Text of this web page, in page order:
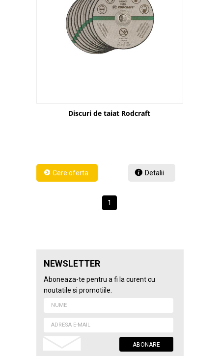
Discuri de taiat Rodcraft
Detalii
1
NEWSLETTER
Aboneaza-te pentru a fi la curent cu
noutatile si promotiile.